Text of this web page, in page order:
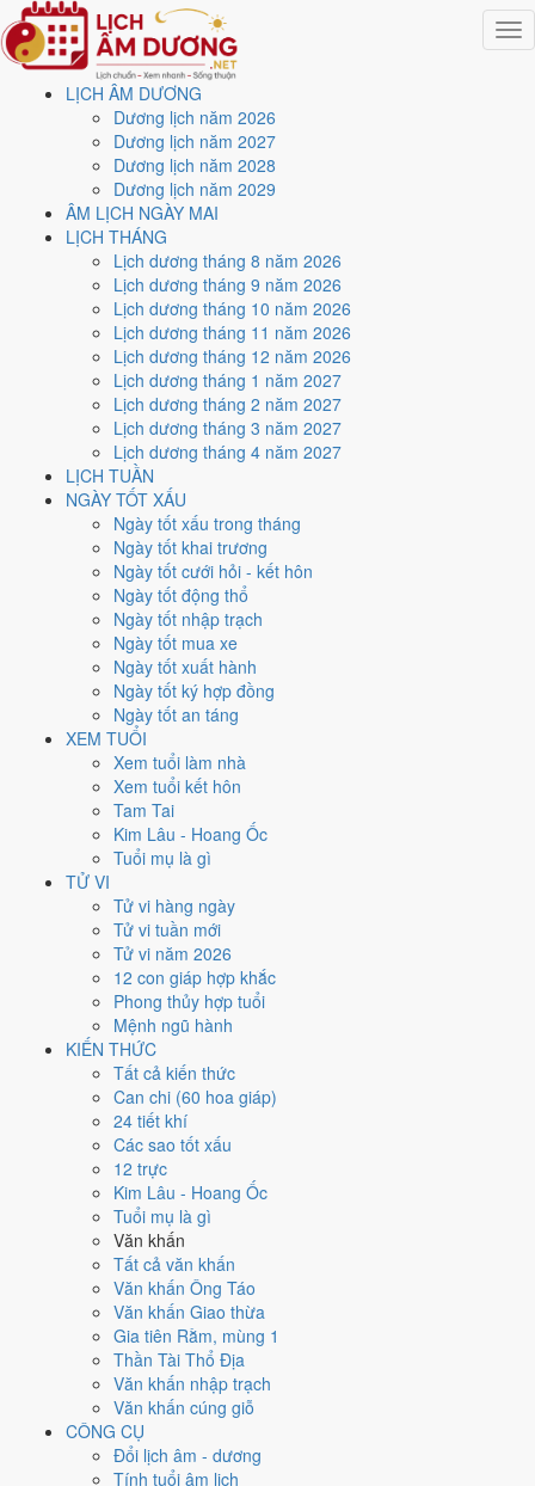
LỊCH ÂM DƯƠNG
Dương lịch năm 2026
Dương lịch năm 2027
Dương lịch năm 2028
Dương lịch năm 2029
ÂM LỊCH NGÀY MAI
LỊCH THÁNG
Lịch dương tháng 8 năm 2026
Lịch dương tháng 9 năm 2026
Lịch dương tháng 10 năm 2026
Lịch dương tháng 11 năm 2026
Lịch dương tháng 12 năm 2026
Lịch dương tháng 1 năm 2027
Lịch dương tháng 2 năm 2027
Lịch dương tháng 3 năm 2027
Lịch dương tháng 4 năm 2027
LỊCH TUẦN
NGÀY TỐT XẤU
Ngày tốt xấu trong tháng
Ngày tốt khai trương
Ngày tốt cưới hỏi - kết hôn
Ngày tốt động thổ
Ngày tốt nhập trạch
Ngày tốt mua xe
Ngày tốt xuất hành
Ngày tốt ký hợp đồng
Ngày tốt an táng
XEM TUỔI
Xem tuổi làm nhà
Xem tuổi kết hôn
Tam Tai
Kim Lâu - Hoang Ốc
Tuổi mụ là gì
TỬ VI
Tử vi hàng ngày
Tử vi tuần mới
Tử vi năm 2026
12 con giáp hợp khắc
Phong thủy hợp tuổi
Mệnh ngũ hành
KIẾN THỨC
Tất cả kiến thức
Can chi (60 hoa giáp)
24 tiết khí
Các sao tốt xấu
12 trực
Kim Lâu - Hoang Ốc
Tuổi mụ là gì
Văn khấn
Tất cả văn khấn
Văn khấn Ông Táo
Văn khấn Giao thừa
Gia tiên Rằm, mùng 1
Thần Tài Thổ Địa
Văn khấn nhập trạch
Văn khấn cúng giỗ
CÔNG CỤ
Đổi lịch âm - dương
Tính tuổi âm lịch
Trang chủ
Lịch năm 2026
Tháng 7/2026
Ngày 21/7/2026 (Bính Thân)
Xem ngày21/7/2026
lịch - Ngày 8/6 âm lịch
(Bính Thân) tốt hay xấu?
Ngày 21/7/2026 dương lịch (Thứ Ba) là ngày 8/6/2026 âm lịch
Bính Thân- Can khắc Chi, Trực Trừ, Sao Dực, nạp âm Sơn Hạ
Hỏa. Tổng hòa, đây làNgày Bình Hòavới điểm trung bình
các việc quan trọng. Giờ Hoàng Đạo trong ngày:
Mùi, Tuất.
Ngày Dương
Tháng 7 năm 2026
Tháng 6 âm năm 2026
Tiết Tiểu Thử
Mậu Tý
Bính Ngọ
Ngày Bính Thân có TrựcTrừ(ngày trừ bỏ điều cũ, đón điều mới) và
Tư Mệnh hoàng đạo
Ngày Bình Hòa , phù hợp với công việc thường ngày.
Tý, Thìn, Tỵhợp ngày; tuổiDần
Ngày 21/7/2026 tốt hay xấu cho
việc gì?
Ngày 21/7/2026 đạt5.7/10 trung bình cho 7 việc chính: cao nhất là
Cúng tế - lễ chùa (9/10)
. Trực Trừ (ngày trừ bỏ điều cũ, đón điều mới) và gặp Sao Tư
Mệnh hoàng đạo nên điểm từng việc chênh nhau như bảng dưới.
Cưới hỏi - đính hôn
Tốt
Cưới hỏi - đính hôn hôm nay ở
Hoàng Đạo.
Cách tính ngày tốt
Khai trương - mở cửa hàng
Trung bình
Khai trương - mở cửa hàng hôm nay ở
nhờ hợpNgày Hoàng Đạo, nhưng Trực Trừ kéo giảm điểm.